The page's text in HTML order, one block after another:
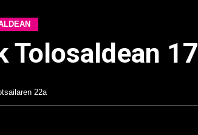
Tolosaldean 17
22a